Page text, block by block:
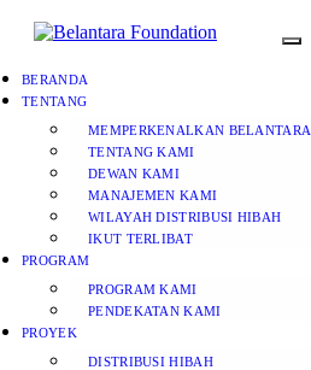
BERANDA
TENTANG
MEMPERKENALKAN BELANTARA
TENTANG KAMI
DEWAN KAMI
MANAJEMEN KAMI
WILAYAH DISTRIBUSI HIBAH
IKUT TERLIBAT
PROGRAM
PROGRAM KAMI
PENDEKATAN KAMI
PROYEK
DISTRIBUSI HIBAH